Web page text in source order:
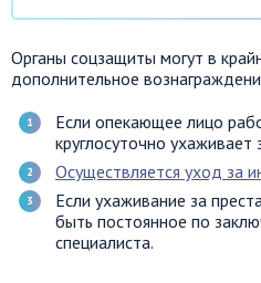
Органы соцзащиты могут в
дополнительное
Если опекающее лицо
круглосуточно
Осуществляется уход за
Если ухаживание за
быть постоянное по
специалиста.